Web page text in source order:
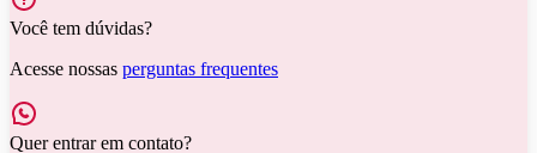
Você tem dúvidas?
Acesse nossas perguntas frequentes
Quer entrar em contato?